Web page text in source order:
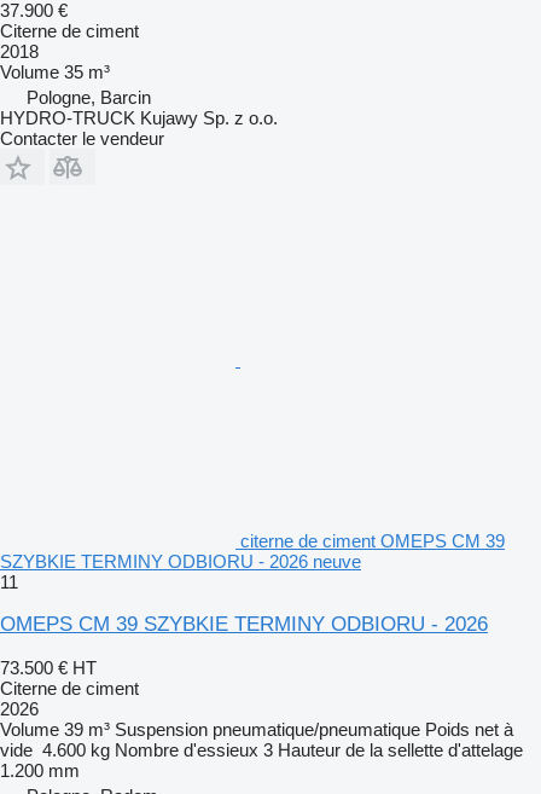
37.900 €
Citerne de ciment
2018
Volume 35 m³
Pologne, Barcin
HYDRO-TRUCK Kujawy Sp. z o.o.
Contacter le vendeur
citerne de ciment OMEPS CM 39
SZYBKIE TERMINY ODBIORU - 2026 neuve
11
OMEPS CM 39 SZYBKIE TERMINY ODBIORU - 2026
73.500 € HT
Citerne de ciment
2026
Volume 39 m³ Suspension pneumatique/pneumatique Poids net à
vide 4.600 kg Nombre d'essieux 3 Hauteur de la sellette d'attelage
1.200 mm